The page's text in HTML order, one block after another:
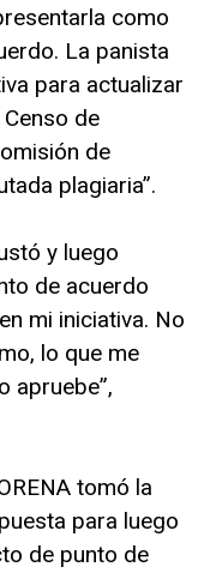
como
La panista
para actualizar
de
de
plagiaria”.
y luego
de acuerdo
mi iniciativa. No
lo que me
apruebe”,
tomó la
para luego
de punto de